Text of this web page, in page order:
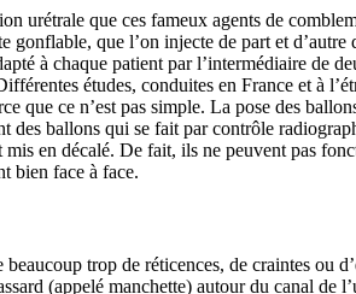
urétrale que ces fameux agents de
gonflable, que l’on injecte de part et d’autre
à chaque patient par l’intermédiaire de
études, conduites en France et à
que ce n’est pas simple. La pose des
ballons qui se fait par contrôle
en décalé. De fait, ils ne peuvent pas
bien face à face.
trop de réticences, de craintes ou
(appelé manchette) autour du canal de